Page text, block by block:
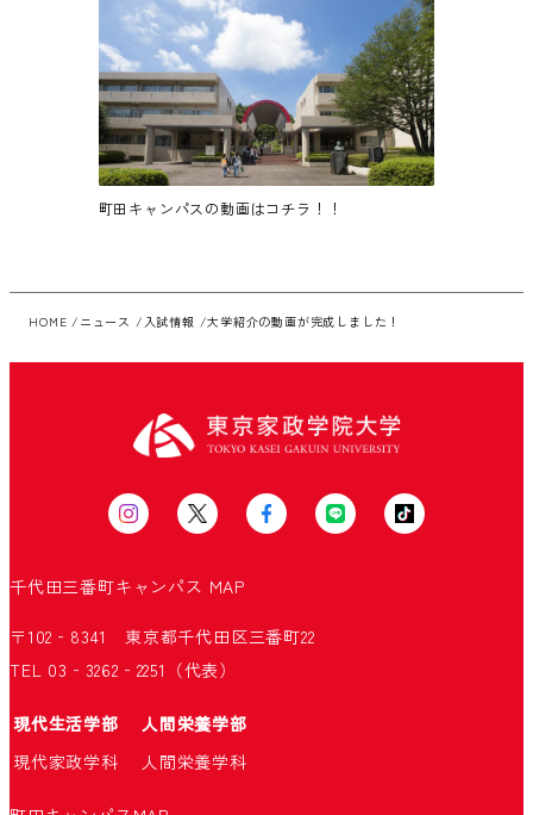
町田キャンパスの動画はコチラ！！
HOME ニュース 入試情報 大学紹介の動画が完成しました！
千代田三番町キャンパス MAP
〒102‐8341 東京都千代田区三番町22
TEL 03‐3262‐2251（代表）
現代生活学部
人間栄養学部
現代家政学科
人間栄養学科